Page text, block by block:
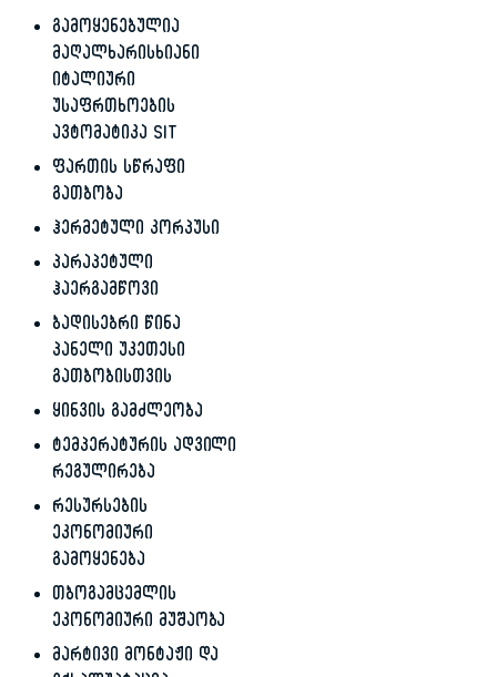
გამოყენებულია
მაღალხარისხიანი
იტალიური
უსაფრთხოების
ავტომატიკა SIT
ფართის სწრაფი
გათბობა
ჰერმეტული კორპუსი
პარაპეტული
ჰაერგამწოვი
ბადისებრი წინა
პანელი უკეთესი
გათბობისთვის
ყინვის გამძლეობა
ტემპერატურის ადვილი
რეგულირება
რესურსების
ეკონომიური
გამოყენება
თბოგამცემლის
ეკონომიური მუშაობა
მარტივი მონტაჟი და